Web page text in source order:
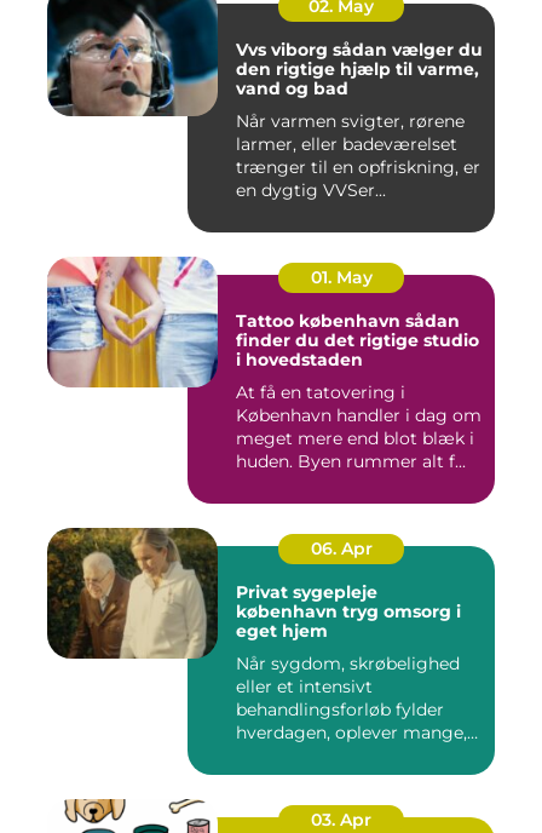
02. May
Vvs viborg sådan vælger du
den rigtige hjælp til varme,
vand og bad
Når varmen svigter, rørene
larmer, eller badeværelset
trænger til en opfriskning, er
en dygtig VVSer...
01. May
Tattoo københavn sådan
finder du det rigtige studio
i hovedstaden
At få en tatovering i
København handler i dag om
meget mere end blot blæk i
huden. Byen rummer alt f...
06. Apr
Privat sygepleje
københavn tryg omsorg i
eget hjem
Når sygdom, skrøbelighed
eller et intensivt
behandlingsforløb fylder
hverdagen, oplever mange,
03. Apr